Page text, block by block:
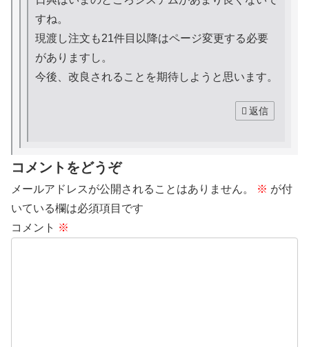
すね。
現渡し注文も21件目以降はページ変更する必要
がありますし。
今後、改良されることを期待しようと思います。
返信
コメントをどうぞ
メールアドレスが公開されることはありません。 ※ が付
いている欄は必須項目です
コメント ※